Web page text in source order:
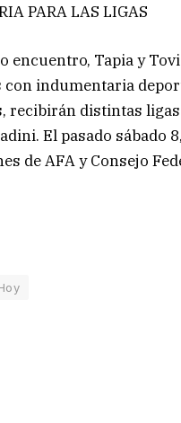
PARA LAS LIGAS
encuentro, Tapia y
indumentaria
recibirán distintas
El pasado sábado
de AFA y Consejo